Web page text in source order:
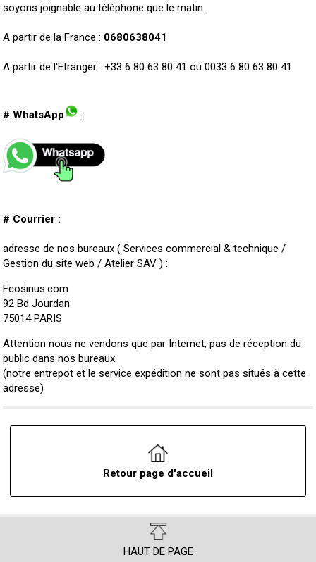
soyons joignable au téléphone que le matin.
A partir de la France : 0680638041
A partir de l'Etranger : +33 6 80 63 80 41 ou 0033 6 80 63 80 41
# WhatsApp :
# Courrier :
adresse de nos bureaux ( Services commercial & technique /
Gestion du site web / Atelier SAV ) :
Fcosinus.com
92 Bd Jourdan
75014 PARIS
Attention nous ne vendons que par Internet, pas de réception du
public dans nos bureaux.
(notre entrepot et le service expédition ne sont pas situés à cette
adresse)
Retour page d'accueil
HAUT DE PAGE